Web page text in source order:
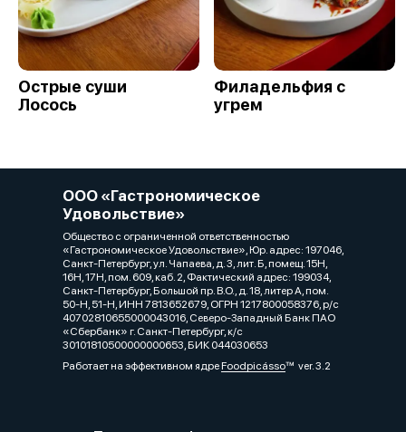
Острые суши
Лосось
Филадельфия с
угрем
ООО «Гастрономическое
Удовольствие»
Общество с ограниченной ответственностью
«Гастрономическое Удовольствие», Юр. адрес: 197046,
Санкт-Петербург, ул. Чапаева, д. 3, лит. Б, помещ. 15Н,
16Н, 17Н, пом. 609, каб. 2, Фактический адрес: 199034,
Санкт-Петербург, Большой пр. В.О., д. 18, литер А, пом.
50-Н, 51-Н, ИНН 7813652679, ОГРН 1217800058376, р/с
40702810655000043016, Северо-Западный Банк ПАО
«Сбербанк» г. Санкт-Петербург, к/с
30101810500000000653, БИК 044030653
Работает на эффективном ядреFoodpicássover. 3.2